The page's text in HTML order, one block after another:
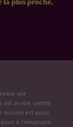
la plus proche.
une
ont un rôle central
mission est aussi
à l'imaginaire